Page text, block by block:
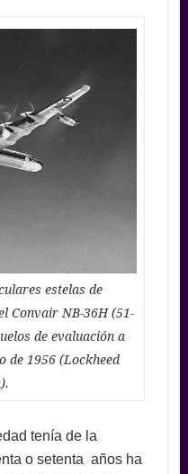
estelas de
Convair NB-36H (51-
de evaluación a
de 1956 (Lockheed
tenía de la
o setenta años ha